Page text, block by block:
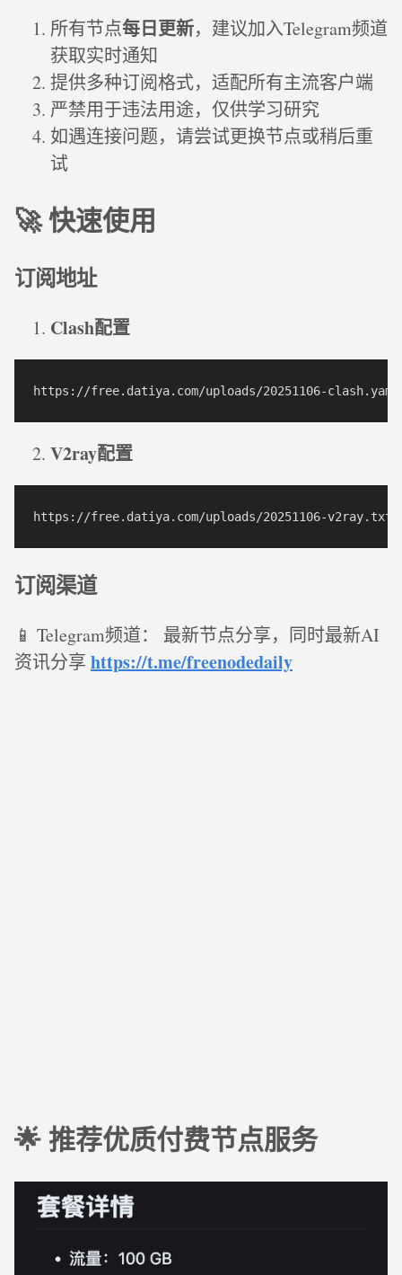
所有节点每日更新，建议加入Telegram频道
获取实时通知
提供多种订阅格式，适配所有主流客户端
严禁用于违法用途，仅供学习研究
如遇连接问题，请尝试更换节点或稍后重
试
🚀 快速使用
订阅地址
Clash配置
V2ray配置
订阅渠道
📱 Telegram频道： 最新节点分享，同时最新AI
资讯分享 https://t.me/freenodedaily
🌟 推荐优质付费节点服务